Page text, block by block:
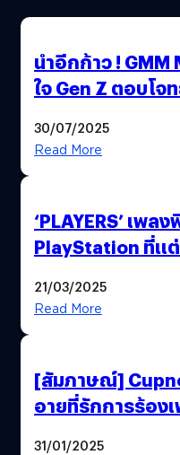
นำอีกก้าว !
ใจ Gen Z ตอบโ
30/07/2025
Read More
‘PLAYERS’ เพ
PlayStation ที่แ
21/03/2025
Read More
[สัมภาษณ์]
อายที่รักการร้อง
31/01/2025